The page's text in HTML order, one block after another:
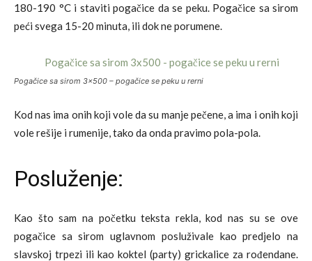
180-190 °C i staviti pogačice da se peku. Pogačice sa sirom
peći svega 15-20 minuta, ili dok ne porumene.
Pogačice sa sirom 3×500 – pogačice se peku u rerni
Kod nas ima onih koji vole da su manje pečene, a ima i onih koji
vole rešije i rumenije, tako da onda pravimo pola-pola.
Posluženje:
Kao što sam na početku teksta rekla, kod nas su se ove
pogačice sa sirom uglavnom posluživale kao predjelo na
slavskoj trpezi ili kao koktel (party) grickalice za rođendane.